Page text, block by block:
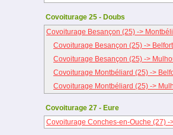
Covoiturage 25 - Doubs
Covoiturage Besançon (25) ->
Covoiturage Besançon (25) ->
Covoiturage Besançon (25) ->
Covoiturage Montbéliard (25) ->
Covoiturage Montbéliard (25) ->
Covoiturage 27 - Eure
Covoiturage Conches-en-Ouche (27) -